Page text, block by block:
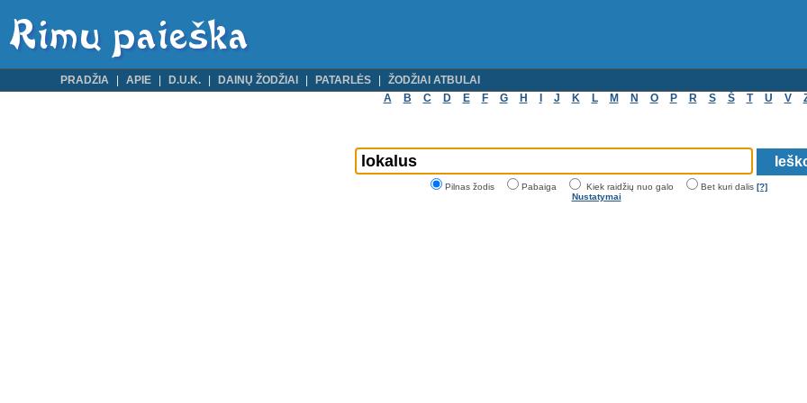
PRADŽIA APIE D.U.K. DAINŲ ŽODŽIAI PATARLĖS
ŽODŽIAI ATBULAI
A
B C D E F G H J K L M N O P R S Š T U V
Pilnas žodis Pabaiga Kiek raidžių nuo galo Bet kuri dalis [?]
Nustatymai